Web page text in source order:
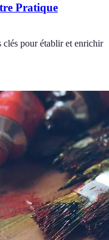
Pratique
clés pour établir et enrichir